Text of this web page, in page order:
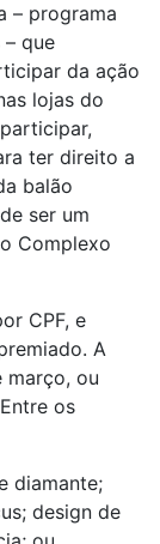
– programa
que
da ação
lojas do
ter direito a
balão
ser um
Complexo
CPF, e
A
ou
os
diamante;
design de